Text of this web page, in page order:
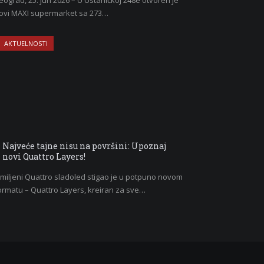
MAXI supermarket sa 273…
AKTUELNOSTI
Najveće tajne nisu na površini: Upoznaj
novi Quattro Layers!
Quattro sladoled stigao je u potpuno novom
– Quattro Layers, kreiran za sve…